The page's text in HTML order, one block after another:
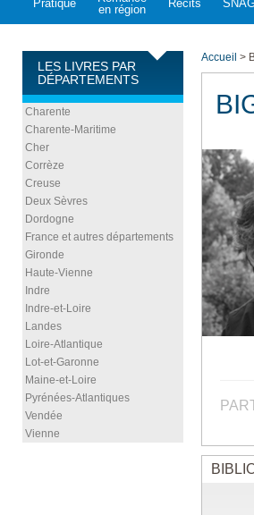
Pratique
en région
Récits
LES LIVRES PAR
DÉPARTEMENTS
Charente
Charente-Maritime
Cher
Corrèze
Creuse
Deux Sèvres
Dordogne
France et autres départements
Gironde
Haute-Vienne
Indre
Indre-et-Loire
Landes
Loire-Atlantique
Lot-et-Garonne
Maine-et-Loire
Pyrénées-Atlantiques
Vendée
Vienne
Accueil >